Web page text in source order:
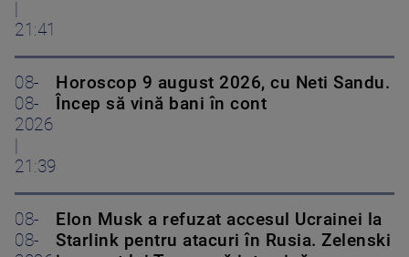
21:41
08-
08-
2026
21:39
Horoscop 9 august 2026, cu Neti Sandu.
Încep să vină bani în cont
08-
08-
Elon Musk a refuzat accesul Ucrainei la
Starlink pentru atacuri în Rusia. Zelenski